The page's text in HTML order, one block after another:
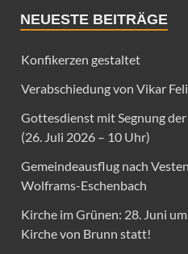
NEUESTE BEITRÄGE
Konfikerzen gestaltet
Verabschiedung von Vikar
Gottesdienst mit Segnung
(26. Juli 2026 – 10 Uhr)
Gemeindeausflug nach
Wolframs-Eschenbach
Kirche im Grünen: 28. Juni
Kirche von Brunn statt!